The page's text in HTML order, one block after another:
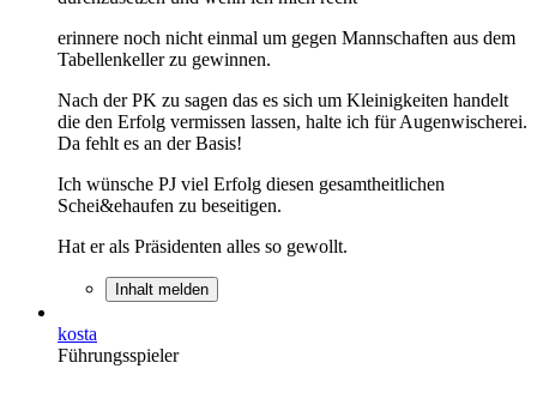
erinnere noch nicht einmal um gegen Mannschaften aus dem
Tabellenkeller zu gewinnen.
Nach der PK zu sagen das es sich um Kleinigkeiten handelt
die den Erfolg vermissen lassen, halte ich für Augenwischerei.
Da fehlt es an der Basis!
Ich wünsche PJ viel Erfolg diesen gesamtheitlichen
Schei&ehaufen zu beseitigen.
Hat er als Präsidenten alles so gewollt.
Inhalt melden
kosta
Führungsspieler